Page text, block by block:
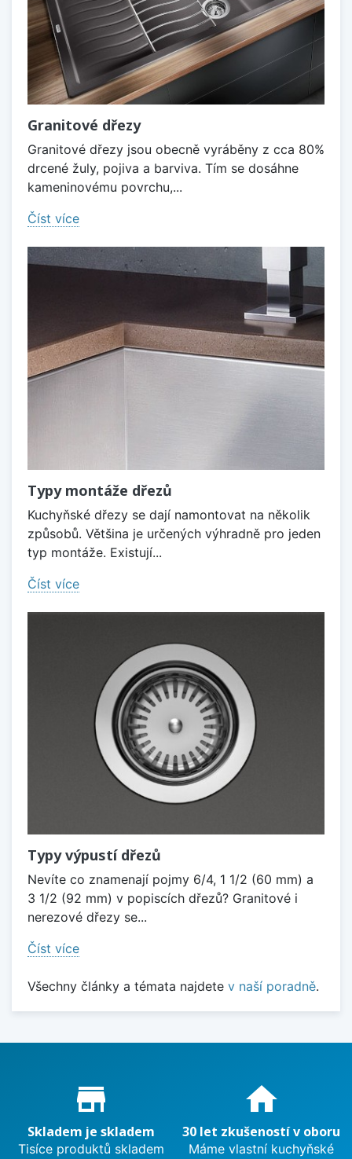
Granitové dřezy
Granitové dřezy jsou obecně vyráběny z cca 80%
drcené žuly, pojiva a barviva. Tím se dosáhne
kameninovému povrchu,...
Číst více
Typy montáže dřezů
Kuchyňské dřezy se dají namontovat na několik
způsobů. Většina je určených výhradně pro jeden
typ montáže. Existují...
Číst více
Typy výpustí dřezů
Nevíte co znamenají pojmy 6/4, 1 1/2 (60 mm) a
3 1/2 (92 mm) v popiscích dřezů? Granitové i
nerezové dřezy se...
Číst více
Všechny články a témata najdete v naší poradně.
Proč nakupovat u nás?
store_mall_directory
Skladem je skladem
Tisíce produktů skladem
home
30 let zkušeností v oboru
Máme vlastní kuchyňské